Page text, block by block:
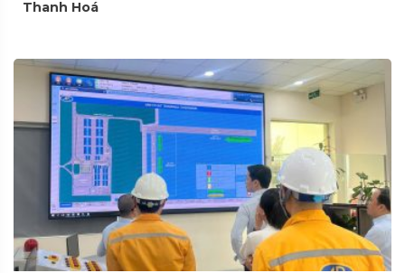
Thanh Hoá